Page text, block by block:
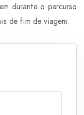
durante o percurso
de fim de viagem.